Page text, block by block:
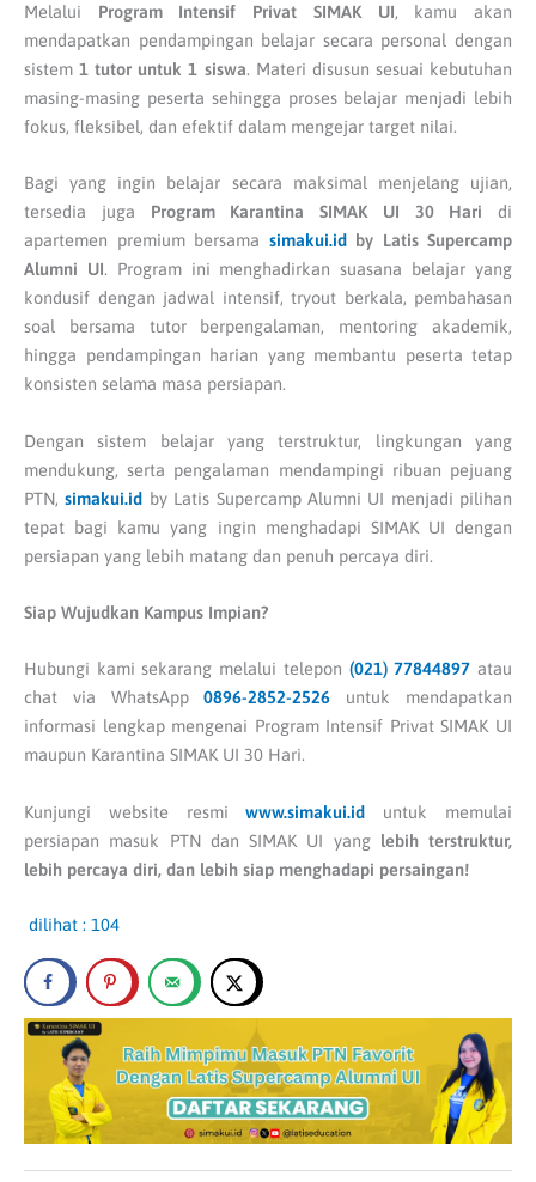
Melalui Program Intensif Privat SIMAK UI, kamu akan
mendapatkan pendampingan belajar secara personal dengan
sistem1 tutor untuk 1 siswa. Materi disusun sesuai kebutuhan
masing-masing peserta sehingga proses belajar menjadi lebih
fokus, fleksibel, dan efektif dalam mengejar target nilai.
Bagi yang ingin belajar secara maksimal menjelang ujian,
tersedia juga Program Karantina SIMAK UI 30 Hari di
apartemen premium bersama simakui.idby Latis Supercamp
Alumni UI. Program ini menghadirkan suasana belajar yang
kondusif dengan jadwal intensif, tryout berkala, pembahasan
soal bersama tutor berpengalaman, mentoring akademik,
hingga pendampingan harian yang membantu peserta tetap
konsisten selama masa persiapan.
Dengan sistem belajar yang terstruktur, lingkungan yang
mendukung, serta pengalaman mendampingi ribuan pejuang
PTN,simakui.id by Latis Supercamp Alumni UI menjadi pilihan
tepat bagi kamu yang ingin menghadapi SIMAK UI dengan
persiapan yang lebih matang dan penuh percaya diri.
Siap Wujudkan Kampus Impian?
Hubungi kami sekarang melalui telepon (021) 77844897 atau
chat via WhatsApp0896-2852-2526 untuk mendapatkan
informasi lengkap mengenai Program Intensif Privat SIMAK UI
maupun Karantina SIMAK UI 30 Hari.
Kunjungi website resmiwww.simakui.id untuk memulai
persiapan masuk PTN dan SIMAK UI yang lebih terstruktur,
lebih percaya diri, dan lebih siap menghadapi persaingan!
dilihat : 104